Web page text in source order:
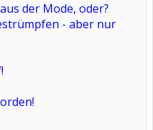
der Mode, oder?
- aber nur